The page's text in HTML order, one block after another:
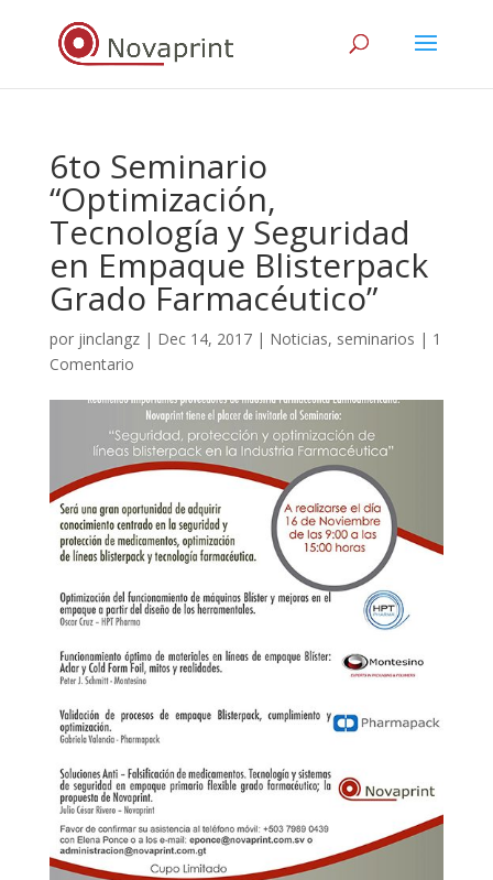
6to Seminario
“Optimización,
Tecnología y Seguridad
en Empaque Blisterpack
Grado Farmacéutico”
por jinclangz| Dec 14, 2017| Noticias, seminarios | 1
Comentario